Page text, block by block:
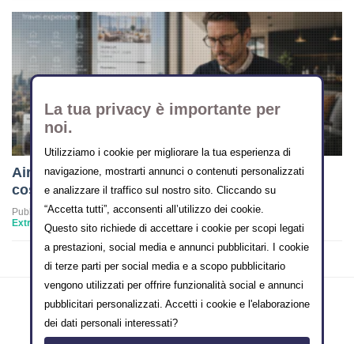
Airbnb vuole diventare l’Amazon dei viaggi:
cosa cambia per i property manager
Pubblicato in
Extra-alberghiero
La tua privacy è importante per
noi.
Utilizziamo i cookie per migliorare la tua esperienza di
navigazione, mostrarti annunci o contenuti personalizzati
e analizzare il traffico sul nostro sito. Cliccando su
“Accetta tutti”, acconsenti all’utilizzo dei cookie.
Questo sito richiede di accettare i cookie per scopi legati
a prestazioni, social media e annunci pubblicitari. I cookie
di terze parti per social media e a scopo pubblicitario
vengono utilizzati per offrire funzionalità social e annunci
pubblicitari personalizzati. Accetti i cookie e l'elaborazione
dei dati personali interessati?